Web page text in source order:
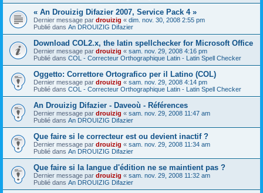
« An Drouizig Difazier 2007, Service Pack 4 »
Dernier message par drouizig « dim. nov. 30, 2008 2:55 pm
Publié dans An DROUIZIG Difazier
Download COL2.x, the latin spellchecker for Microsoft Office
Dernier message par drouizig « sam. nov. 29, 2008 4:16 pm
Publié dans COL - Correcteur Orthographique Latin - Latin Spell Checker
Oggetto: Correttore Ortografico per il Latino (COL)
Dernier message par drouizig « sam. nov. 29, 2008 4:14 pm
Publié dans COL - Correcteur Orthographique Latin - Latin Spell Checker
An Drouizig Difazier - Daveoù - Références
Dernier message par drouizig « sam. nov. 29, 2008 11:47 am
Publié dans An DROUIZIG Difazier
Que faire si le correcteur est ou devient inactif ?
Dernier message par drouizig « sam. nov. 29, 2008 11:34 am
Publié dans An DROUIZIG Difazier
Que faire si la langue d'édition ne se maintient pas ?
Dernier message par drouizig « sam. nov. 29, 2008 11:32 am
Publié dans An DROUIZIG Difazier